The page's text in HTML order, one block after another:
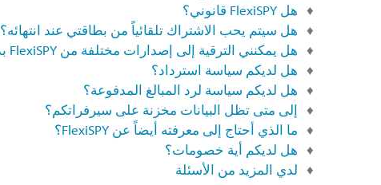
هل FlexiSPY قانوني؟
هل سيتم يحب الاشتراك تلقائياً من بطاقتي عند انتهائه؟
هل يمكنني الترقية إلى إصدارات مختلفة من FlexiSPY بدون إعادة تثبيت؟
هل لديكم سياسة استرداد؟
هل لديكم سياسة لرد المبالغ المدفوعة؟
إلى متى تظل البيانات مخزنة على سيرفراتكم؟
ما الذي أحتاج إلى معرفته أيضاً عن FlexiSPY؟
هل لديكم أية خصومات؟
لدي المزيد من الأسئلة